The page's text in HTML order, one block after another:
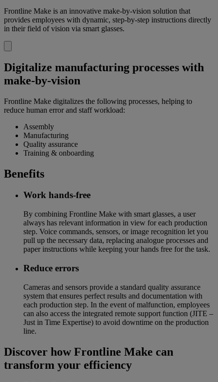
Frontline Make is an innovative make-by-vision solution that
provides employees with dynamic, step-by-step instructions directly
in their field of vision via smart glasses.
Digitalize manufacturing processes with
make-by-vision
Frontline Make digitalizes the following processes, helping to
reduce human error and staff workload:
Assembly
Manufacturing
Quality assurance
Training & onboarding
Benefits
Work hands-free
By combining Frontline Make with smart glasses, a user
always has relevant information in view for each production
step. Voice commands, sensors, or image recognition let you
pull up the necessary data, replacing analogue processes and
paper instructions while keeping your hands free for the task.
Reduce errors
Cameras and sensors provide a standard quality assurance
system that ensures perfect results and documentation with
each production step. In the event of malfunction, employees
can also access the integrated remote support function (JITE –
Just in Time Expertise) to avoid downtime on the production
line.
Discover how Frontline Make can
transform your efficiency